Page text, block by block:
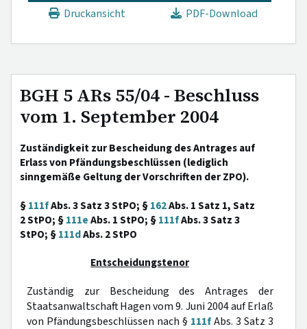
Druckansicht
PDF-Download
BGH 5 ARs 55/04 - Beschluss
vom 1. September 2004
Zuständigkeit zur Bescheidung des Antrages auf
Erlass von Pfändungsbeschlüssen (lediglich
sinngemäße Geltung der Vorschriften der ZPO).
§111fAbs. 3 Satz 3 StPO; §162Abs. 1 Satz 1, Satz
2 StPO; §111eAbs. 1 StPO; §111fAbs. 3 Satz 3
StPO; §111dAbs. 2 StPO
Entscheidungstenor
Zuständig zur Bescheidung des Antrages der
Staatsanwaltschaft Hagen vom 9. Juni 2004 auf Erlaß
von Pfändungsbeschlüssen nach § 111fAbs. 3 Satz 3